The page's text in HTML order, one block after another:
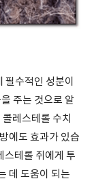
수적인 성분이
주는 것으로 알
레스테롤 수치
에도 효과가 있습
스테롤 쥐에게 투
데 도움이 되는